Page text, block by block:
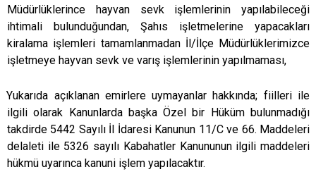
Müdürlüklerince hayvan sevk işlemlerinin yapılabileceği
ihtimali bulunduğundan, Şahıs işletmelerine yapacakları
kiralama işlemleri tamamlanmadan İl/İlçe Müdürlüklerimizce
işletmeye hayvan sevk ve varış işlemlerinin yapılmaması,
Yukarıda açıklanan emirlere uymayanlar hakkında; fiilleri ile
ilgili olarak Kanunlarda başka Özel bir Hüküm bulunmadığı
takdirde 5442 Sayılı İl İdaresi Kanunun 11/C ve 66. Maddeleri
delaleti ile 5326 sayılı Kabahatler Kanununun ilgili maddeleri
hükmü uyarınca kanuni işlem yapılacaktır.